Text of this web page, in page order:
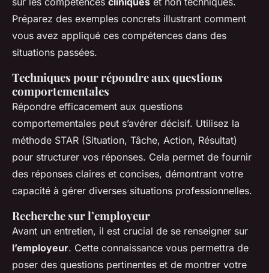
Préparez des exemples concrets illustrant comment
vous avez appliqué ces compétences dans des
situations passées.
Techniques pour répondre aux questions
comportementales
Répondre efficacement aux questions
comportementales peut s’avérer décisif. Utilisez la
méthode STAR (Situation, Tâche, Action, Résultat)
pour structurer vos réponses. Cela permet de fournir
des réponses claires et concises, démontrant votre
capacité à gérer diverses situations professionnelles.
Recherche sur l’employeur
Avant un entretien, il est crucial de se renseigner sur
l’employeur. Cette connaissance vous permettra de
poser des questions pertinentes et de montrer votre